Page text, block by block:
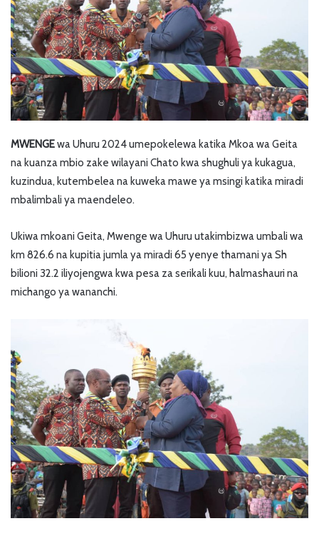
MWENGEwa Uhuru 2024 umepokelewa katika Mkoa wa Geita
na kuanza mbio zake wilayani Chato kwa shughuli ya kukagua,
kuzindua, kutembelea na kuweka mawe ya msingi katika miradi
mbalimbali ya maendeleo.
Ukiwa mkoani Geita, Mwenge wa Uhuru utakimbizwa umbali wa
km 826.6 na kupitia jumla ya miradi 65 yenye thamani ya Sh
bilioni 32.2 iliyojengwa kwa pesa za serikali kuu, halmashauri na
michango ya wananchi.